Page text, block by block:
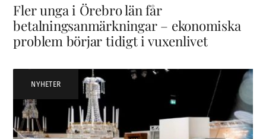
Fler unga i Örebro län får
betalningsanmärkningar – ekonomiska
problem börjar tidigt i vuxenlivet
NYHETER